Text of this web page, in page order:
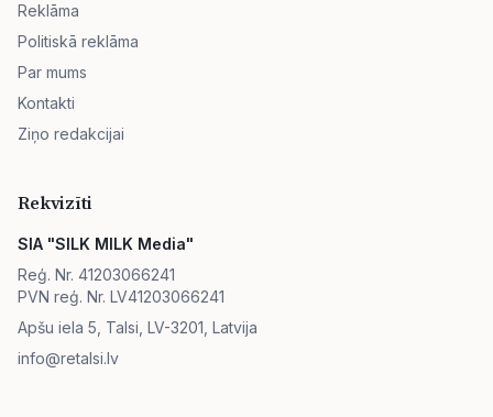
Reklāma
Politiskā reklāma
Par mums
Kontakti
Ziņo redakcijai
Rekvizīti
SIA "SILK MILK Media"
Reģ. Nr. 41203066241
PVN reģ. Nr. LV41203066241
Apšu iela 5, Talsi, LV-3201, Latvija
info@retalsi.lv